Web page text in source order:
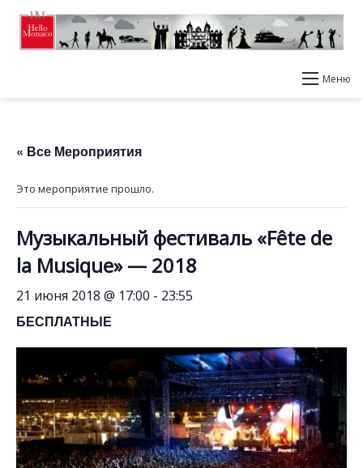
Меню
« Все Мероприятия
Это мероприятие прошло.
Музыкальный фестиваль «Fête de
la Musique» — 2018
21 июня 2018 @ 17:00 - 23:55
БЕСПЛАТНЫЕ